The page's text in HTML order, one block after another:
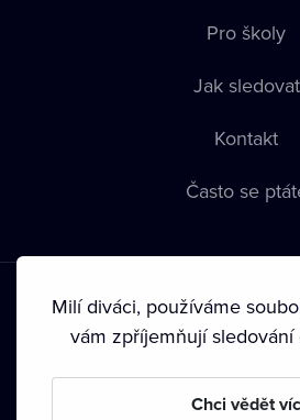
Pro školy
Jak sledovat
Kontakt
Často se
Podmínky používání • Ochrana
• Autorská práva
Milí diváci, používáme
vám zpříjemňují sledování
Chci vědět víc